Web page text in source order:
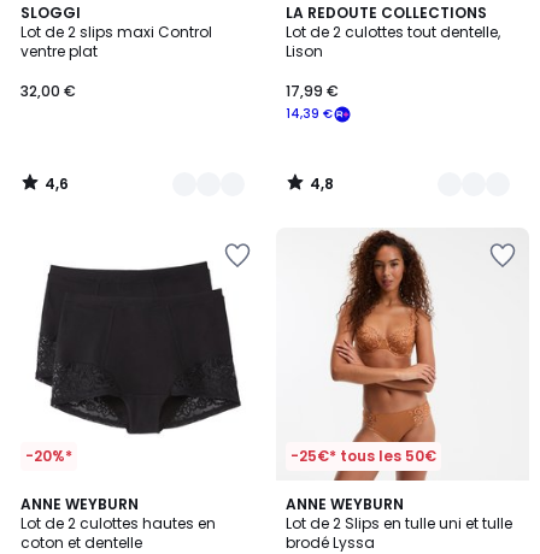
SLOGGI
Lot de 2 slips maxi Control
ventre plat
32,00 €
4,6
/ 5
2
Couleurs
4,6
/
LA REDOUTE COLLECTIONS
Lot de 2 culottes tout dentelle,
Lison
14,39 €
17,99 €
4,8
/ 5
4
Couleurs
4,8
/
-20%*
ANNE WEYBURN
Lot de 2 culottes hautes en
coton et dentelle
4,5
/ 5
2
Couleurs
-25€* tous les 50€
ANNE WEYBURN
Lot de 2 Slips en tulle uni et tulle
brodé Lyssa
4,3
/ 5